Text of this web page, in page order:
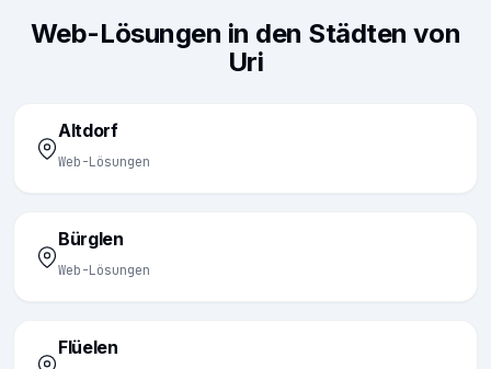
Web-Lösungen in den Städten von
Uri
Altdorf
Web-Lösungen
Bürglen
Web-Lösungen
Flüelen